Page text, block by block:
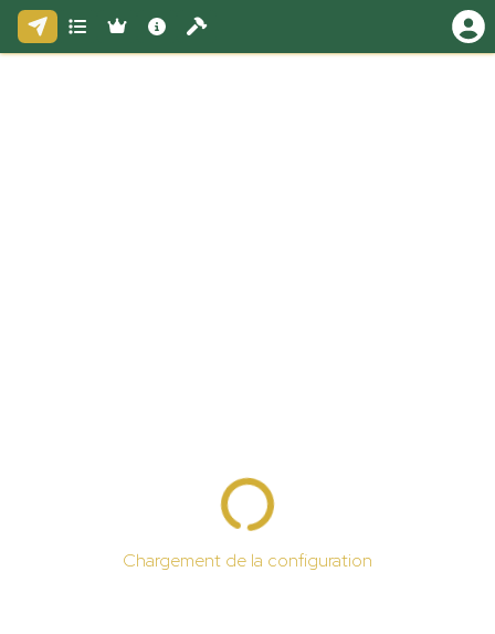
Chargement de la configuration